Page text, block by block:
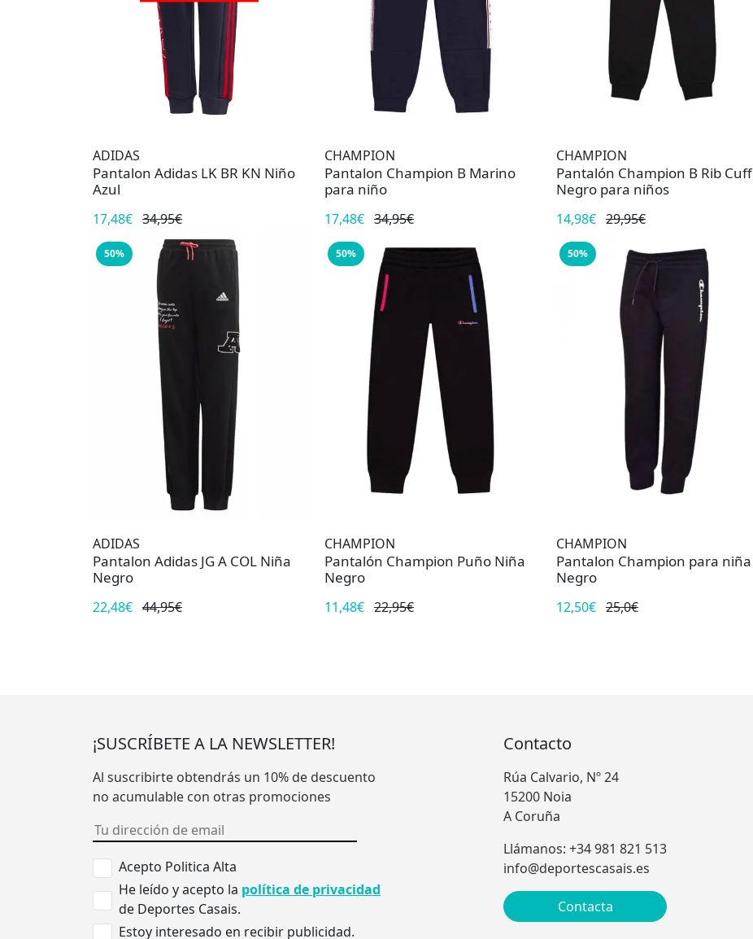
ADIDAS
Pantalon Adidas LK BR KN Niño
Azul
17,48€ 34,95€
CHAMPION
Pantalon Champion B Marino
para niño
17,48€ 34,95€
CHAMPION
Pantalón Champion B Rib Cuff
Negro para niños
14,98€ 29,95€
50%
ADIDAS
Pantalon Adidas JG A COL Niña
Negro
22,48€ 44,95€
50%
CHAMPION
Pantalón Champion Puño Niña
Negro
11,48€ 22,95€
50%
CHAMPION
Pantalon Champion para niña
Negro
12,50€ 25,0€
¡SUSCRÍBETE A LA NEWSLETTER!
Al suscribirte obtendrás un 10% de descuento
no acumulable con otras promociones
Acepto Politica Alta
He leído y acepto la política de privacidad
de Deportes Casais.
Estoy interesado en recibir publicidad.
Contacto
Rúa Calvario, Nº 24
15200 Noia
A Coruña
Llámanos: +34 981 821 513
info@deportescasais.es
Contacta